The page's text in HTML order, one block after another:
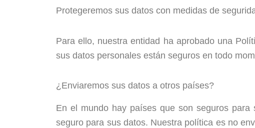
Protegeremos sus datos con medidas de
Para ello, nuestra entidad ha aprobado una
sus datos personales están seguros en todo
¿Enviaremos sus datos a otros países?
En el mundo hay países que son seguros
seguro para sus datos. Nuestra política es no